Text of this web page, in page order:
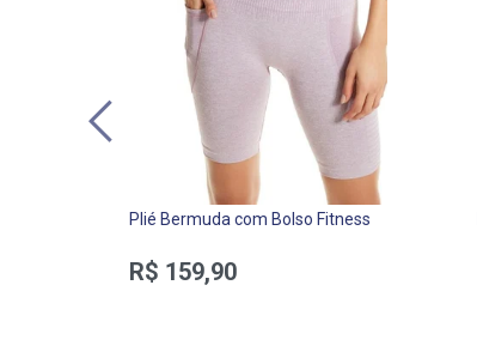
Plié Bermuda com Bolso Fitness
R$ 159,90